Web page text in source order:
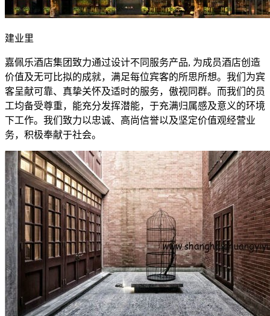
建业里
嘉佩乐酒店集团致力通过设计不同服务产品, 为成员酒店创造
价值及无可比拟的成就，满足每位宾客的所思所想。我们为宾
客呈献可靠、真挚关怀及适时的服务，傲视同群。而我们的员
工均备受尊重，能充分发挥潜能，于充满归属感及意义的环境
下工作。我们致力以忠诚、高尚信誉以及坚定价值观经营业
务，积极奉献于社会。